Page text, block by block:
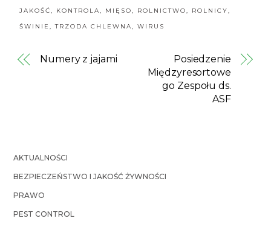
JAKOŚĆ, KONTROLA, MIĘSO, ROLNICTWO, ROLNICY,
ŚWINIE,TRZODA CHLEWNA,WIRUS
Numery z jajami
Posiedzenie
Międzyresortowe
go Zespołu ds.
ASF
AKTUALNOŚCI
BEZPIECZEŃSTWO I JAKOŚĆ ŻYWNOŚCI
PRAWO
PEST CONTROL